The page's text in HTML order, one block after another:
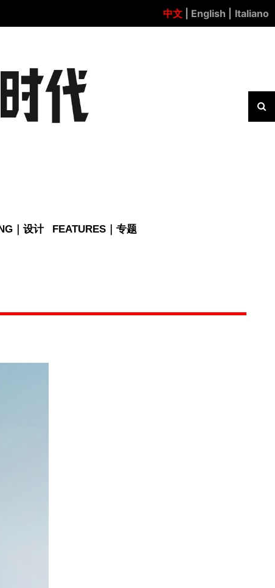
中文 | English | Italiano
｜设计 FEATURES｜专题